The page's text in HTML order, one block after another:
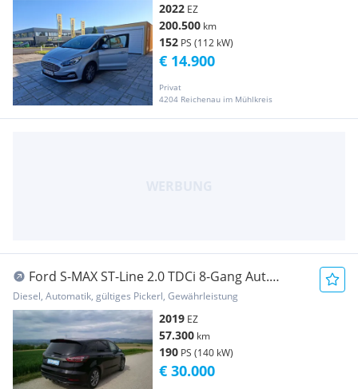
2022 EZ
200.500 km
152 PS (112 kW)
Privat
4204 Reichenau im Mühlkreis
€ 14.900
Ford S-MAX ST-Line 2.0 TDCi 8-Gang Aut.
18"Alu* el.A...
Diesel, Automatik, gültiges Pickerl, Gewährleistung
2019 EZ
57.300 km
190 PS (140 kW)
€ 30.000